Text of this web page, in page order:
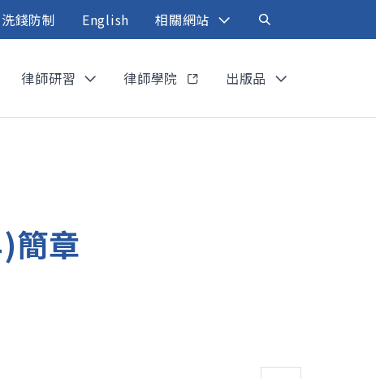
洗錢防制 English 相關網站
律師研習 律師學院 出版品
簡章